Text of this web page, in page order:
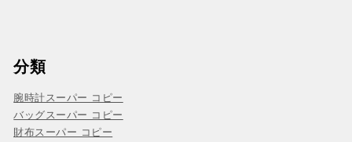
分類
腕時計スーパー コピー
バッグスーパー コピー
財布スーパー コピー